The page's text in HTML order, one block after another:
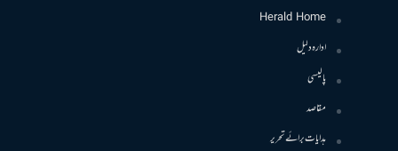
Herald Home
ادارہ دلیل
پالیسی
مقاصد
ہدایات برائے تحریر